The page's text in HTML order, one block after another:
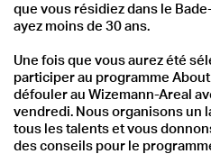
que vous résidiez dans le
ayez moins de 30 ans.
Une fois que vous aurez été
participer au programme
défouler au Wizemann-Areal
vendredi. Nous organisons un
tous les talents et vous
des conseils pour le